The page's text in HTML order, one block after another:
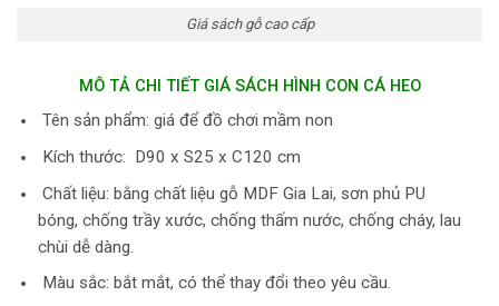
Giá sách gỗ cao cấp
MÔ TẢ CHI TIẾT GIÁ SÁCH HÌNH CON CÁ HEO
Tên sản phẩm: giá để đồ chơi mầm non
Kích thước: D90 x S25 x C120 cm
Chất liệu: bằng chất liệu gỗ MDF Gia Lai, sơn phủ PU
bóng, chống trầy xước, chống thấm nước, chống cháy, lau
chùi dễ dàng.
Màu sắc: bắt mắt, có thể thay đổi theo yêu cầu.